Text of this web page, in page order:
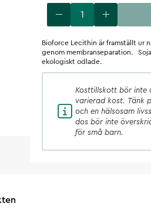
Bioforce Lecithin är framställt ur
genom membranseparation.
ekologiskt odlade.
Kosttillskott bör inte
varierad kost. Tänk
och en hälsosam
dos bör inte
för små barn.